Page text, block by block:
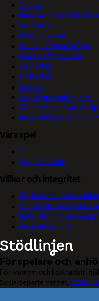
Om oss
Börja sälja spel eller bli
Nyhetsrum
Våra logotyper
Jobba på Svenska Spel
Vanliga frågor & svar
Sponsring
Hållbarhet
Spelkoll
Skydd mot bedrägerier
Så motverkar Svenska
Användning av AI för
Våra spel
Tur
Sport & Casino
Villkor och integritet
Välj dina
Om cookies och
Behandling av
Visselblåsarfunktion
För spelare och
För anonym och kostnadsfri
Socialdepartementet.